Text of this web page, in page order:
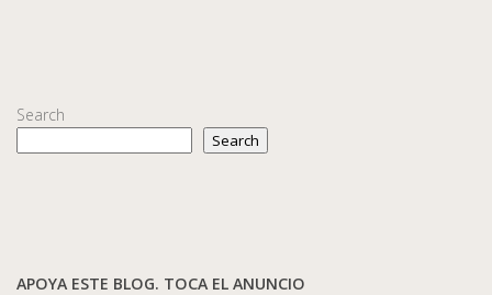
Search
Search
APOYA ESTE BLOG. TOCA EL ANUNCIO